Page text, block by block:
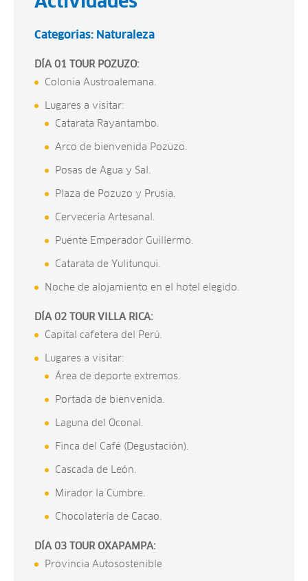
Categorias: Naturaleza
DÍA 01 TOUR POZUZO:
Colonia Austroalemana.
Lugares a visitar:
Catarata Rayantambo.
Arco de bienvenida Pozuzo.
Posas de Agua y Sal.
Plaza de Pozuzo y Prusia.
Cervecería Artesanal.
Puente Emperador Guillermo.
Catarata de Yulitunqui.
Noche de alojamiento en el hotel elegido.
DÍA 02 TOUR VILLA RICA:
Capital cafetera del Perú.
Lugares a visitar:
Área de deporte extremos.
Portada de bienvenida.
Laguna del Oconal.
Finca del Café (Degustación).
Cascada de León.
Mirador la Cumbre.
Chocolatería de Cacao.
DÍA 03 TOUR OXAPAMPA:
Provincia Autosostenible